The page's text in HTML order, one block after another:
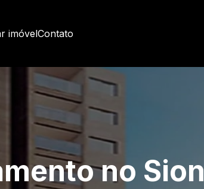
imóvelContato
no Sion